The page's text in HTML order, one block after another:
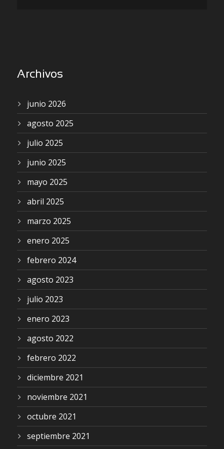
Archivos
junio 2026
agosto 2025
julio 2025
junio 2025
mayo 2025
abril 2025
marzo 2025
enero 2025
febrero 2024
agosto 2023
julio 2023
enero 2023
agosto 2022
febrero 2022
diciembre 2021
noviembre 2021
octubre 2021
septiembre 2021